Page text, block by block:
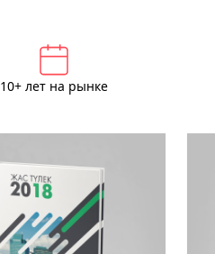
10+ лет на рынке